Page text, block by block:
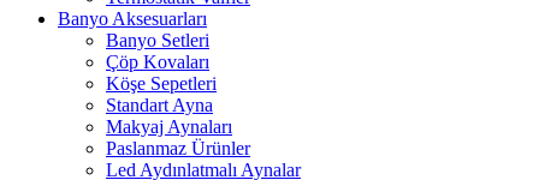
Banyo Aksesuarları
Banyo Setleri
Çöp Kovaları
Köşe Sepetleri
Standart Ayna
Makyaj Aynaları
Paslanmaz Ürünler
Led Aydınlatmalı Aynalar